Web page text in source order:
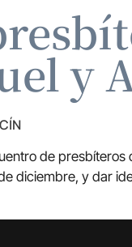
y
de
diciembre, y dar